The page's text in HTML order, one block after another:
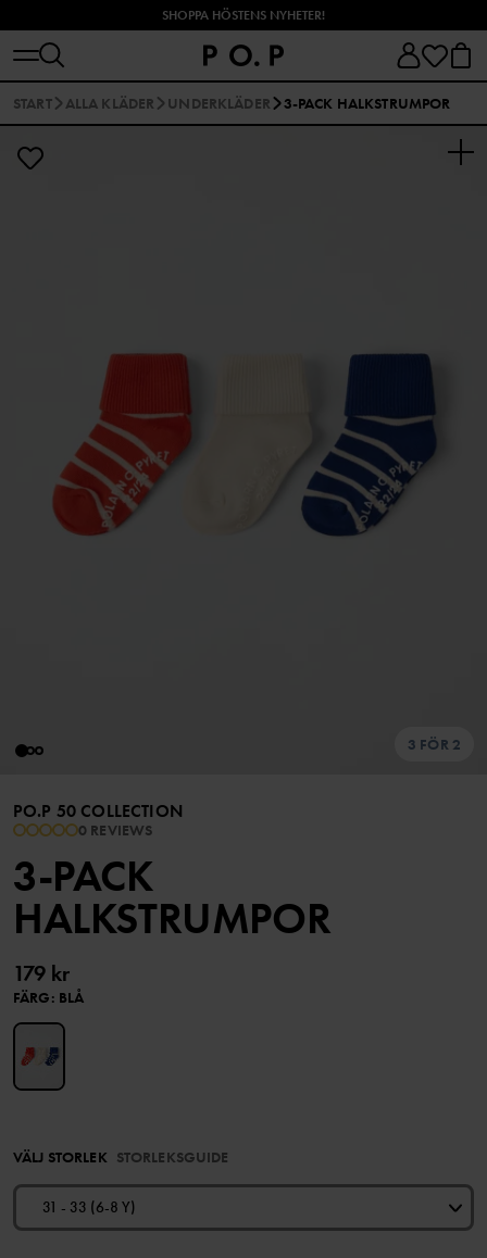
SHOPPA HÖSTENS NYHETER!
START ALLA KLÄDER UNDERKLÄDER 3-PACK HALKSTRUMPOR
3 FÖR 2
PO.P 50 COLLECTION
0 REVIEWS
3-PACK
HALKSTRUMPOR
179 kr
FÄRG: BLÅ
VÄLJ STORLEK STORLEKSGUIDE
31 - 33 (6-8 Y)